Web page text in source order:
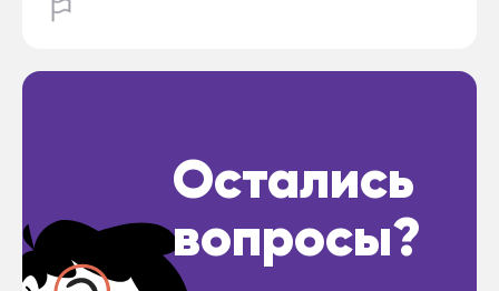
Остались
вопросы?